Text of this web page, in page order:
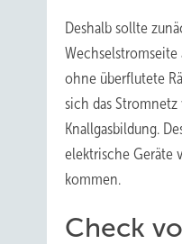
Deshalb sollte
ohne überflutete
sich das
Knallgasbildung.
elektrische Geräte
kommen.
Check